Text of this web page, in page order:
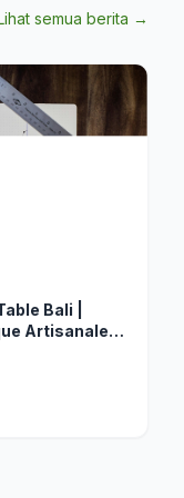
semua berita →
Bali |
Artisanale